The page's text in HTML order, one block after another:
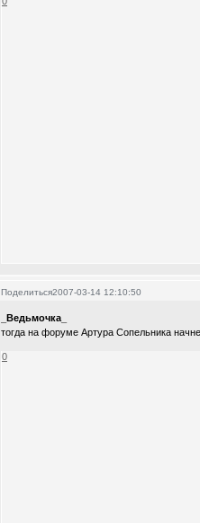
Поделиться2007-03-14 12:10:50
_Ведьмочка_
тогда на форуме Артура Сопельника
0